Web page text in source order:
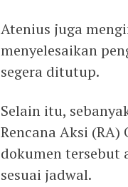
Atenius juga
menyelesaikan
segera ditutup.
Selain itu,
Rencana Aksi
dokumen tersebut
sesuai jadwal.